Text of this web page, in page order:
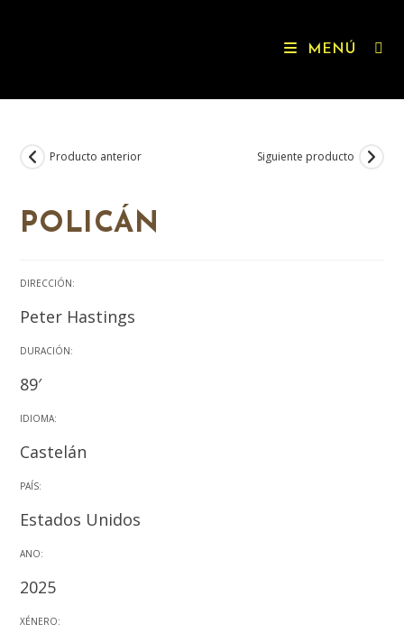
MENÚ
Producto anterior Siguiente producto
POLICÁN
DIRECCIÓN:
Peter Hastings
DURACIÓN:
89′
IDIOMA:
Castelán
PAÍS:
Estados Unidos
ANO:
2025
XÉNERO: